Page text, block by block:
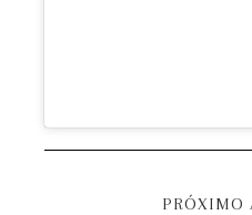
PRÓXIMO